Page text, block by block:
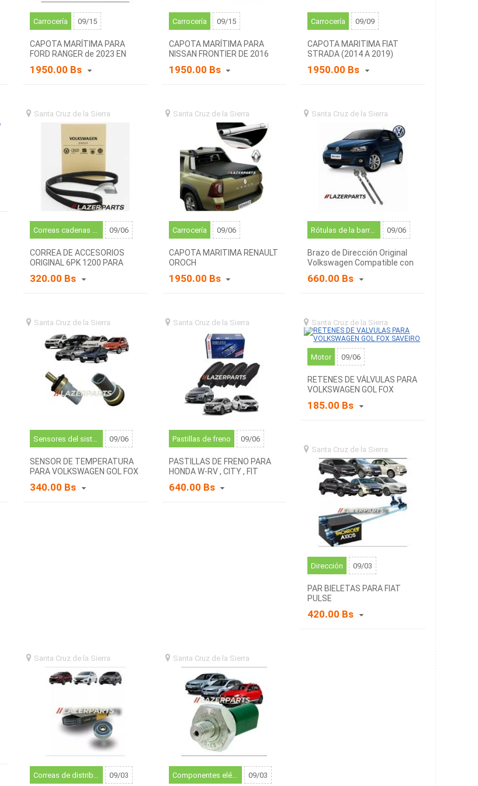
Carrocería 09/15
CAPOTA MARÍTIMA PARA
FORD RANGER de 2023 EN
1950.00 Bs
Carrocería 09/15
CAPOTA MARÍTIMA PARA
NISSAN FRONTIER DE 2016
1950.00 Bs
Carrocería 09/09
CAPOTA MARITIMA FIAT
STRADA (2014 A 2019)
1950.00 Bs
Santa Cruz de la Sierra
cruz de la sierra (BO)
Correas cadenas y rodillos 09/06
CORREA DE ACCESORIOS
ORIGINAL 6PK 1200 PARA
SAVEIRO, POLO.
320.00 Bs
Santa Cruz de la Sierra
cruz de la sierra (BO)
Carrocería 09/06
CAPOTA MARITIMA RENAULT
OROCH
1950.00 Bs
Santa Cruz de la Sierra
Rótulas de la barra de dirección y componentes relacionados 09/06
Brazo de Dirección Original
Volkswagen Compatible con
2009 a 2024
660.00 Bs
Santa Cruz de la Sierra
Sensores del sistema de refrigeración y componentes relacionados 09/06
SENSOR DE TEMPERATURA
PARA VOLKSWAGEN GOL FOX
SAVEIRO
340.00 Bs
Santa Cruz de la Sierra
cruz de la sierra (BO)
Pastillas de freno 09/06
PASTILLAS DE FRENO PARA
HONDA W-RV , CITY , FIT
640.00 Bs
Santa Cruz de la Sierra
cruz de la sierra (BO)
Motor 09/06
RETENES DE VÁLVULAS PARA
VOLKSWAGEN GOL FOX
185.00 Bs
Santa Cruz de la Sierra
cruz de la sierra (BO)
Dirección 09/03
PAR BIELETAS PARA FIAT
PULSE
420.00 Bs
Santa Cruz de la Sierra
09/03
Santa Cruz de la Sierra
cruz de la sierra (BO)
Componentes eléctricos del motor 09/03